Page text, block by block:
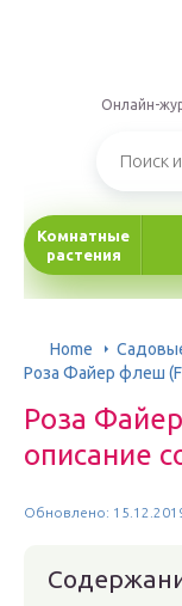
Онлайн-
Комнатные
растения
Home
Роза Файер флеш
Роза
описание
Обновлено: